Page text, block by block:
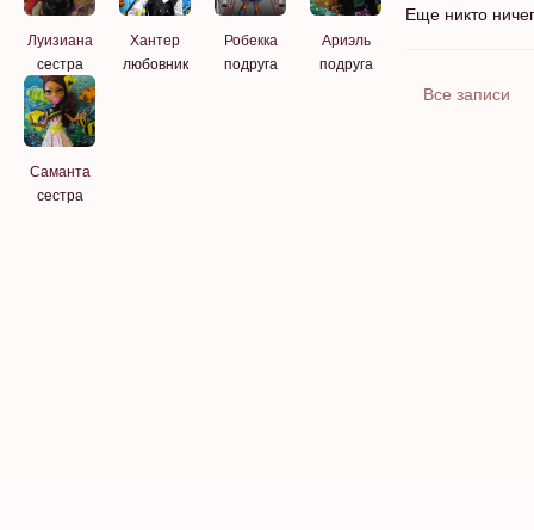
Луизиана
сестра
Хантер
любовник
Робекка
подруга
Ариэль
подруга
Саманта
сестра
Еще никто
Все записи